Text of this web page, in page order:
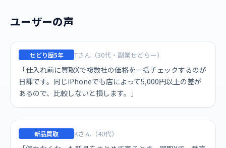
ユーザーの声
せどり歴5年 Tさん（30代・副業せどらー）
「仕入れ前に買取Xで複数社の価格を一括チェックするのが
日課です。同じiPhoneでも店によって5,000円以上の差が
あるので、比較しないと損します。」
新品買取 Kさん（40代）